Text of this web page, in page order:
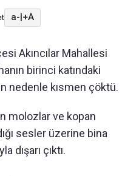
a- +A
Akıncılar Mahallesi
birinci katındaki
nedenle kısmen çöktü.
molozlar ve kopan
sesler üzerine bina
dışarı çıktı.